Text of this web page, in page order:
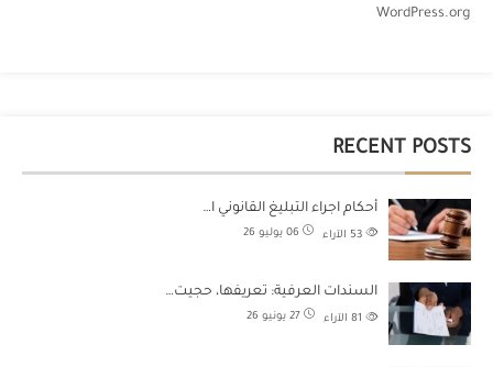
WordPress.org
RECENT POSTS
أحكام اجراء التبليغ القانوني ا…
06 يوليو 26 الآراء
السندات العرفية: تعريفها، حجيت…
27 يونيو 26 الآراء